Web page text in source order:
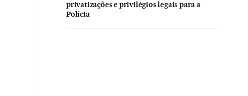
privatizações e privilégios legais para a
Polícia